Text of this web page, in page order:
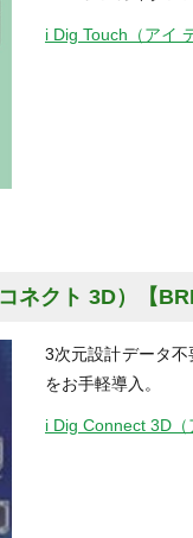
i Dig Touch（アイ
クト 3D）【
3次元設計データ
をお手軽導入。
i Dig Connect 3D